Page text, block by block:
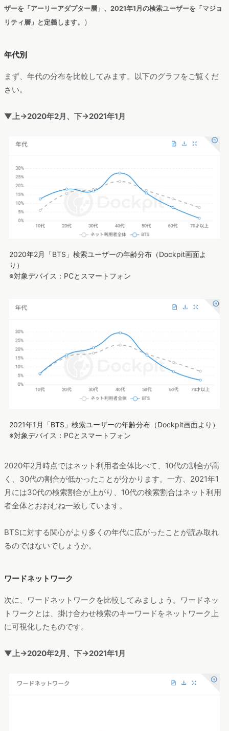
ザーを「アーリーアダプター層」、2021年1月の検索ユーザーを「マジョ
リティ層」と定義します。
）
年代別
まず、年代の分布を比較してみます。以下のグラフをご覧くだ
さい。
▼上→2020年2月、下→2021年1月
2020年2月「BTS」検索ユーザーの年齢分布（Dockpit画面よ
り）
※対象デバイス：PCとスマートフォン
2021年1月「BTS」検索ユーザーの年齢分布（Dockpit画面より）
※対象デバイス：PCとスマートフォン
2020年2月時点ではネット利用者全体比べて、10代の割合が高
く、30代の割合が低かったことが分かります。一方、2021年1
月には30代の検索割合が上がり、10代の検索割合はネット利用
者全体とおおむね一致しています。
BTSに対する関心がより多くの年代に広がったことが読み取れ
るのではないでしょうか。
ワードネットワーク
次に、ワードネットワークを比較してみましょう。ワードネッ
トワークとは、掛け合わせ検索のキーワードをネットワーク上
に可視化したものです。
▼上→2020年2月、下→2021年1月